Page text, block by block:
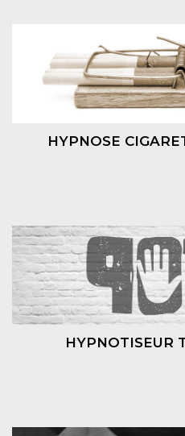
HYPNOSE
HYPNOTISEUR